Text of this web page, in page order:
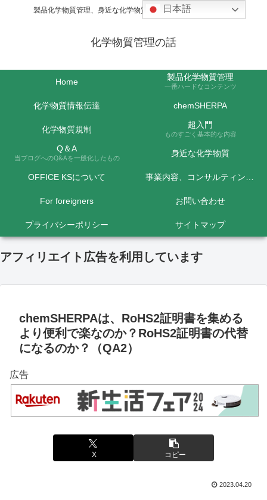
製品化学物質管理、身近な化学物質などの話題を取り上げます
化学物質管理の話
Home 製品化学物質管理
一番ハードなコンテンツ
化学物質情報伝達 chemSHERPA
化学物質規制 超入門
ものすごく基本的な内容
Q＆A
当ブログへのQ&Aを一般化したもの 身近な化学物質
OFFICE KSについて 事業内容、コンサルティング料金など
For foreigners お問い合わせ
プライバシーポリシー サイトマップ
アフィリエイト広告を利用しています
chemSHERPAは、RoHS2証明書を集める
より便利で楽なのか？RoHS2証明書の代替
になるのか？（QA2）
広告
X コピー
2023.04.20
日本語